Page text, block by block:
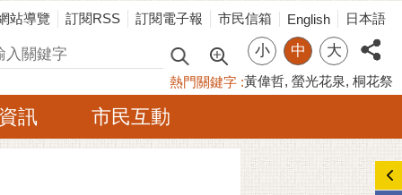
站導覽 訂閱RSS 訂閱電子報 市民信箱 English 日本語
小 中 大
熱門關鍵字 黃偉哲 螢光花泉 桐花祭
訊 市民互動